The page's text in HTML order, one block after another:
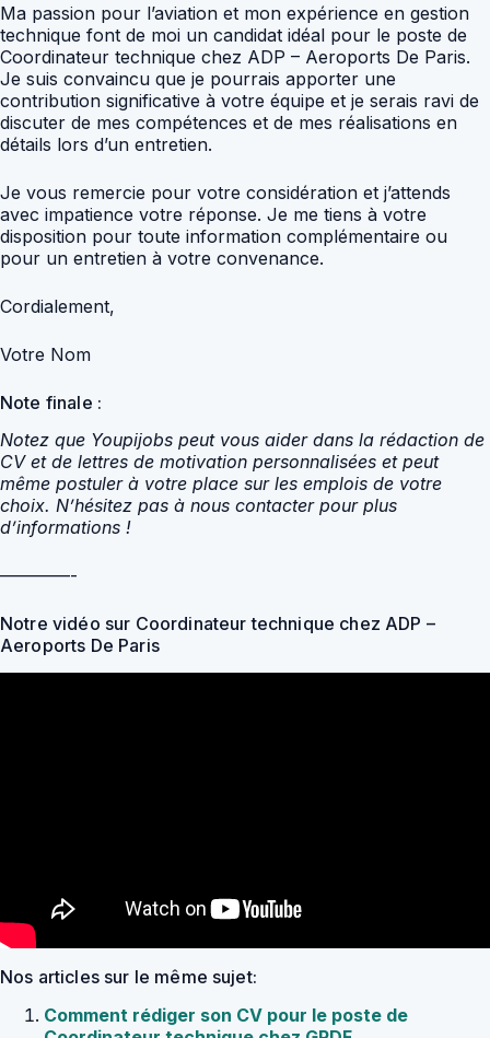
Ma passion pour l’aviation et mon expérience en gestion
technique font de moi un candidat idéal pour le poste de
Coordinateur technique chez ADP – Aeroports De Paris.
Je suis convaincu que je pourrais apporter une
contribution significative à votre équipe et je serais ravi de
discuter de mes compétences et de mes réalisations en
détails lors d’un entretien.
Je vous remercie pour votre considération et j’attends
avec impatience votre réponse. Je me tiens à votre
disposition pour toute information complémentaire ou
pour un entretien à votre convenance.
Cordialement,
Votre Nom
Note finale :
Notez que Youpijobs peut vous aider dans la rédaction de
CV et de lettres de motivation personnalisées et peut
même postuler à votre place sur les emplois de votre
choix. N’hésitez pas à nous contacter pour plus
d’informations !
————-
Notre vidéo sur Coordinateur technique chez ADP –
Aeroports De Paris
Nos articles sur le même sujet:
Comment rédiger son CV pour le poste de